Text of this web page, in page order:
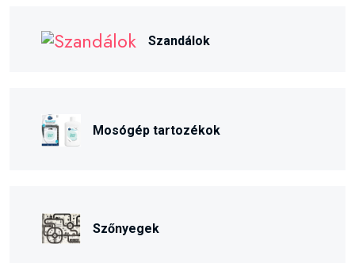
Szandálok
Mosógép tartozékok
Szőnyegek